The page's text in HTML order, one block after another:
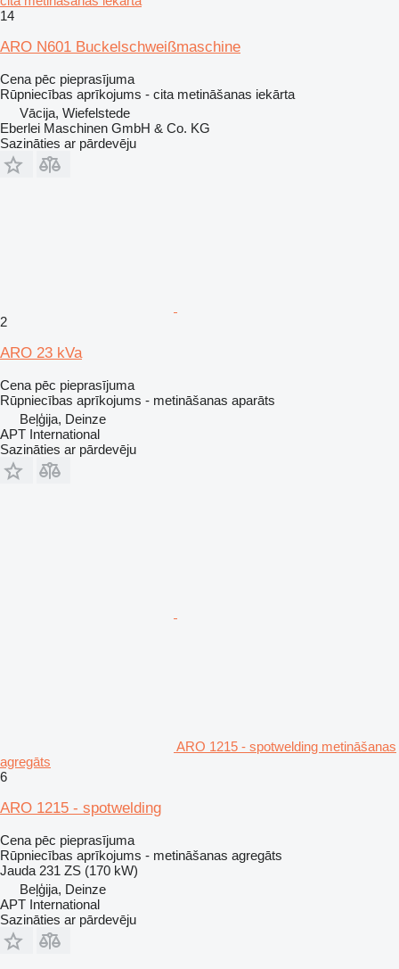
14
ARO N601 Buckelschweißmaschine
Cena pēc pieprasījuma
Rūpniecības aprīkojums - cita metināšanas iekārta
Vācija, Wiefelstede
Eberlei Maschinen GmbH & Co. KG
Sazināties ar pārdevēju
2
ARO 23 kVa
Cena pēc pieprasījuma
Rūpniecības aprīkojums - metināšanas aparāts
Beļģija, Deinze
APT International
Sazināties ar pārdevēju
ARO 1215 - spotwelding metināšanas
agregāts
6
ARO 1215 - spotwelding
Cena pēc pieprasījuma
Rūpniecības aprīkojums - metināšanas agregāts
Jauda 231 ZS (170 kW)
Beļģija, Deinze
APT International
Sazināties ar pārdevēju